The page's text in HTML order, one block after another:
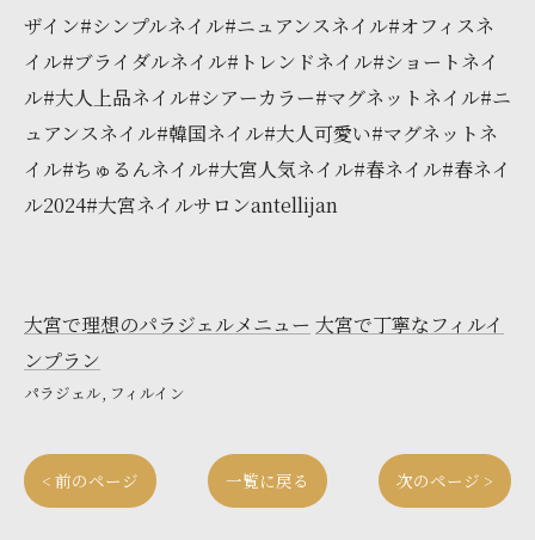
ザイン#シンプルネイル#ニュアンスネイル#オフィスネ
イル#ブライダルネイル#トレンドネイル#ショートネイ
ル#大人上品ネイル#シアーカラー#マグネットネイル#ニ
ュアンスネイル#韓国ネイル#大人可愛い#マグネットネ
イル#ちゅるんネイル#大宮人気ネイル#春ネイル#春ネイ
ル2024#大宮ネイルサロンantellijan
大宮で理想のパラジェルメニュー 大宮で丁寧なフィルイ
ンプラン
パラジェル フィルイン
< 前のページ 一覧に戻る 次のページ >